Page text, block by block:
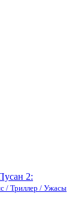
2:
/ Триллер / Ужасы